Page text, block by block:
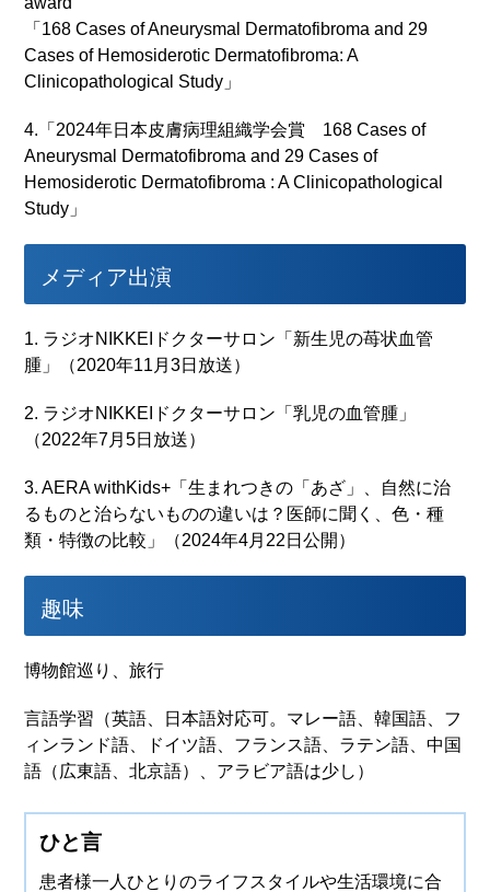
「168 Cases of Aneurysmal Dermatofibroma and 29
Cases of Hemosiderotic Dermatofibroma: A
Clinicopathological Study」
4.「2024年日本皮膚病理組織学会賞 168 Cases of
Aneurysmal Dermatofibroma and 29 Cases of
Hemosiderotic Dermatofibroma : A Clinicopathological
Study」
メディア出演
1. ラジオNIKKEIドクターサロン「新生児の苺状血管
腫」（2020年11月3日放送）
2. ラジオNIKKEIドクターサロン「乳児の血管腫」
（2022年7月5日放送）
3. AERA withKids+「生まれつきの「あざ」、自然に治
るものと治らないものの違いは？医師に聞く、色・種
類・特徴の比較」（2024年4月22日公開）
趣味
博物館巡り、旅行
言語学習（英語、日本語対応可。マレー語、韓国語、フ
ィンランド語、ドイツ語、フランス語、ラテン語、中国
語（広東語、北京語）、アラビア語は少し）
ひと言
患者様一人ひとりのライフスタイルや生活環境に合